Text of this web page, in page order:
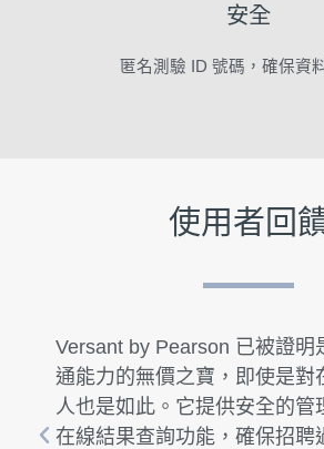
安全
匿名測驗 ID 號碼，確保資
使用者回
Smart Axiata 多年來在招聘
一直依賴 Versant by
試者和員工英語技能的驗證
正價值在於它對所有四種語